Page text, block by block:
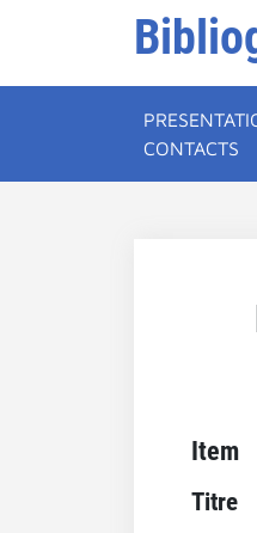
CONTACTS
Item
Titre